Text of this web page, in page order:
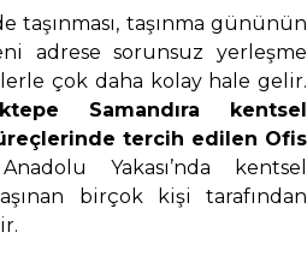
taşınması, taşınma gününün
adrese sorunsuz yerleşme
çok daha kolay hale gelir.
Samandıra kentsel
tercih edilen Ofis
Yakası’nda kentsel
birçok kişi tarafından